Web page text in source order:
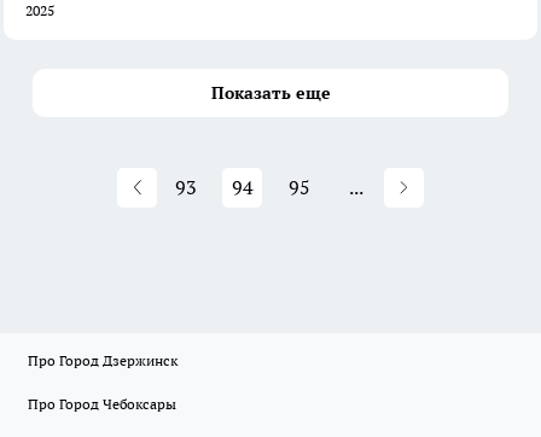
2025
Показать еще
93 94 95 ...
Про Город Дзержинск
Про Город Чебоксары